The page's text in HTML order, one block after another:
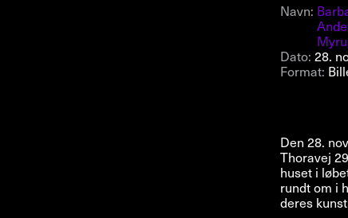
Navn:
Dato:28.
Format:
Den 28.
Thoravej
huset i
rundt om i
deres